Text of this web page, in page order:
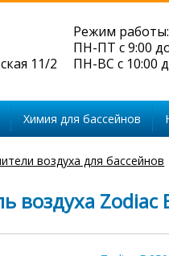
Режим работы:
ПН-ПТ с 9:00
ПН-ВС с 10:00
11/2
Химия для бассейнов
воздуха для бассейнов
воздуха Zodiac